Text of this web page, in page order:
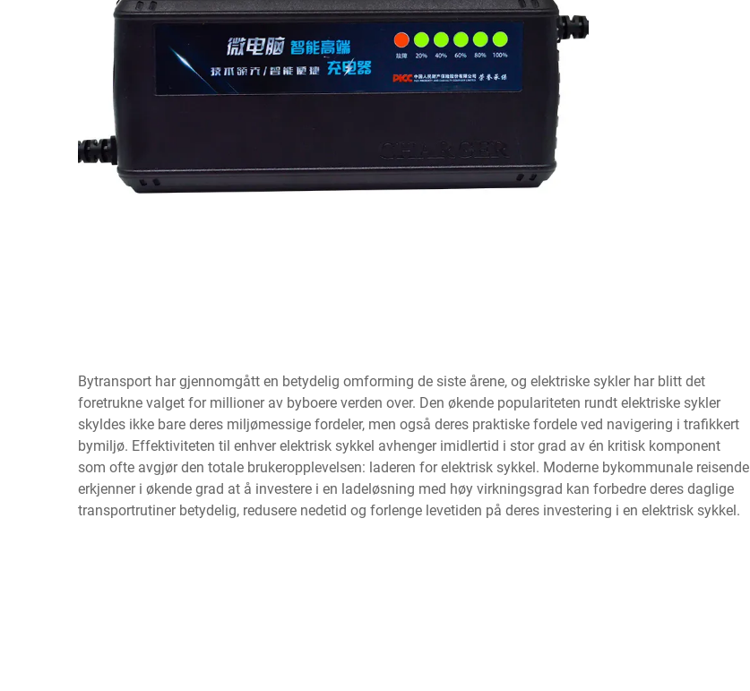
Bytransport har gjennomgått en betydelig omforming de siste årene, og elektriske sykler har blitt det
foretrukne valget for millioner av byboere verden over. Den økende populariteten rundt elektriske sykler
skyldes ikke bare deres miljømessige fordeler, men også deres praktiske fordele ved navigering i trafikkert
bymiljø. Effektiviteten til enhver elektrisk sykkel avhenger imidlertid i stor grad av én kritisk komponent
som ofte avgjør den totale brukeropplevelsen: laderen for elektrisk sykkel. Moderne bykommunale reisende
erkjenner i økende grad at å investere i en ladeløsning med høy virkningsgrad kan forbedre deres daglige
transportrutiner betydelig, redusere nedetid og forlenge levetiden på deres investering i en elektrisk sykkel.